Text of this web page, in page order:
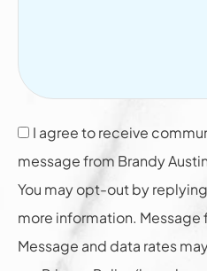
I agree to receive
message from Brandy
You may opt-out by
more information. Message
Message and data rates